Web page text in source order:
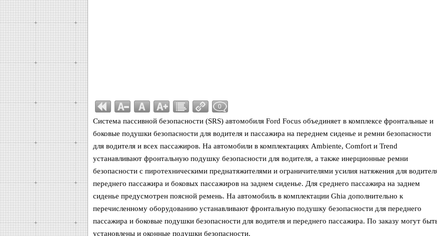
0
Система пассивной безопасности (SRS) автомобиля Ford Focus объединяет в комплексе фронтальные и
боковые подушки безопасности для водителя и пассажира на переднем сиденье и ремни безопасности
для водителя и всех пассажиров. На автомобили в комплектациях Ambiente, Comfort и Trend
устанавливают фронтальную подушку безопасности для водителя, а также инерционные ремни
безопасности с пиротехническими преднатяжителями и ограничителями усилия натяжения для
переднего пассажира и боковых пассажиров на заднем сиденье. Для среднего пассажира на заднем
сиденье предусмотрен поясной ремень. На автомобиль в комплектации Ghia дополнительно к
перечисленному оборудованию устанавливают фронтальную подушку безопасности для переднего
пассажира и боковые подушки безопасности для водителя и переднего пассажира. По заказу могут
установлены и оконные подушки безопасности.